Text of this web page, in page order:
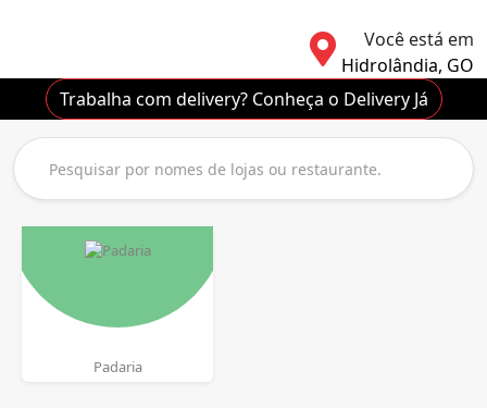
Você está em
Hidrolândia, GO
Trabalha com delivery? Conheça o Delivery Já
Padaria